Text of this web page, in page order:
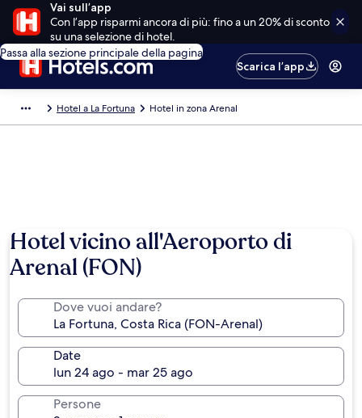
Vai sull’app
Con l’app risparmi ancora di più: fino a un 20% di sconto
su una selezione di hotel.
Passa alla sezione principale della pagina
Scarica l’app
Hotel a La Fortuna Hotel in zona Arenal
Hotel vicino all'Aeroporto di
Arenal (FON)
Dove vuoi andare?
Date
Persone